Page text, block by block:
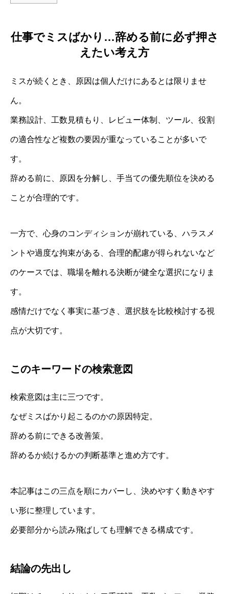
仕事でミスばかり…辞める前に必ず押さ
えたい考え方
ミスが続くとき、原因は個人だけにあるとは限りませ
ん。
業務設計、工数見積もり、レビュー体制、ツール、役割
の適合性など複数の要因が重なっていることが多いで
す。
辞める前に、原因を分解し、手当ての優先順位を決める
ことが合理的です。
一方で、心身のコンディションが崩れている、ハラスメ
ントや過度な拘束がある、合理的配慮が得られないなど
のケースでは、職場を離れる決断が健全な選択になりま
す。
感情だけでなく事実に基づき、選択肢を比較検討する視
点が大切です。
このキーワードの検索意図
検索意図は主に三つです。
なぜミスばかり起こるのかの原因特定。
辞める前にできる改善策。
辞めるか続けるかの判断基準と進め方です。
本記事はこの三点を順にカバーし、決めやすく動きやす
い形に整理しています。
必要部分から読み飛ばしても理解できる構成です。
結論の先出し